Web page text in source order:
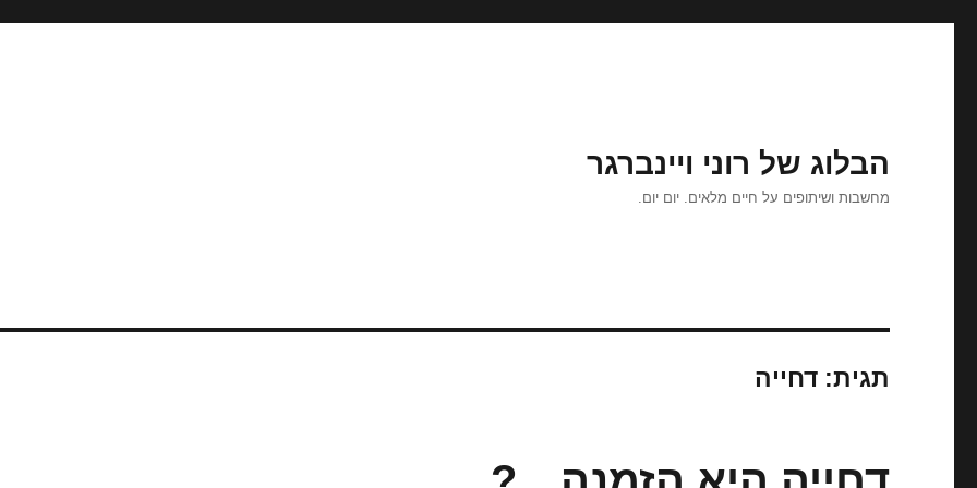
הבלוג של רוני ויינברגר
מחשבות ושיתופים על חיים מלאים. יום יום.
תגית:דחייה